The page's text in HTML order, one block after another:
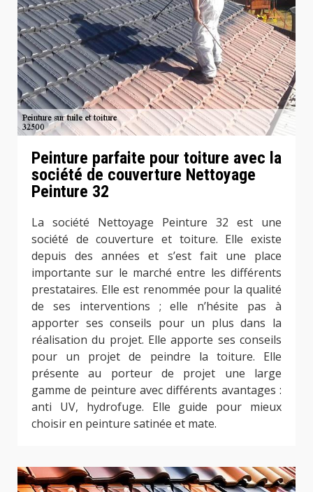
Peinture parfaite pour toiture avec la
société de couverture Nettoyage
Peinture 32
La société Nettoyage Peinture 32 est une
société de couverture et toiture. Elle existe
depuis des années et s’est fait une place
importante sur le marché entre les différents
prestataires. Elle est renommée pour la qualité
de ses interventions ; elle n’hésite pas à
apporter ses conseils pour un plus dans la
réalisation du projet. Elle apporte ses conseils
pour un projet de peindre la toiture. Elle
présente au porteur de projet une large
gamme de peinture avec différents avantages :
anti UV, hydrofuge. Elle guide pour mieux
choisir en peinture satinée et mate.